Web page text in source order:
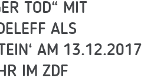
TOD“ MIT
ALS
AM 13.12.2017
IM ZDF